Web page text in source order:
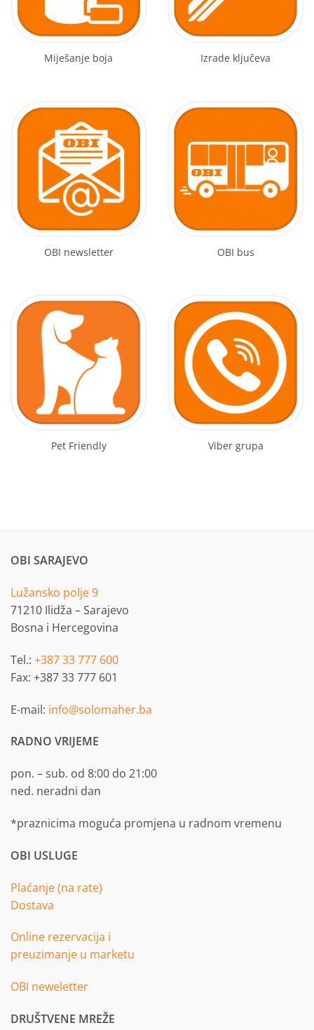
Miješanje boja Izrade ključeva
OBI newsletter OBI bus
Pet Friendly Viber grupa
OBI SARAJEVO
Lužansko polje 9
71210 Ilidža – Sarajevo
Bosna i Hercegovina
Tel.: +387 33 777 600
Fax: +387 33 777 601
E-mail: info@solomaher.ba
RADNO VRIJEME
pon. – sub. od 8:00 do 21:00
ned. neradni dan
*praznicima moguća promjena u radnom vremenu
OBI USLUGE
Plaćanje (na rate)
Dostava
Online rezervacija i
preuzimanje u marketu
OBI neweletter
DRUŠTVENE MREŽE